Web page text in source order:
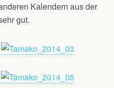
Kalendern aus der
gut.